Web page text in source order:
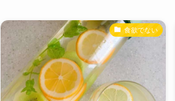
食欲でない